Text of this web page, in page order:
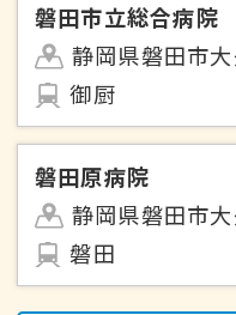
磐田市立総合病院
静岡県磐田市
御厨
磐田原病院
静岡県磐田市
磐田